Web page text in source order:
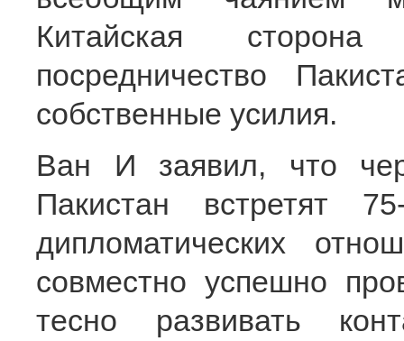
Китайская сторона
посредничество
собственные усилия.
Ван И заявил, что
Пакистан встретят
дипломатических
совместно успешно
тесно развивать